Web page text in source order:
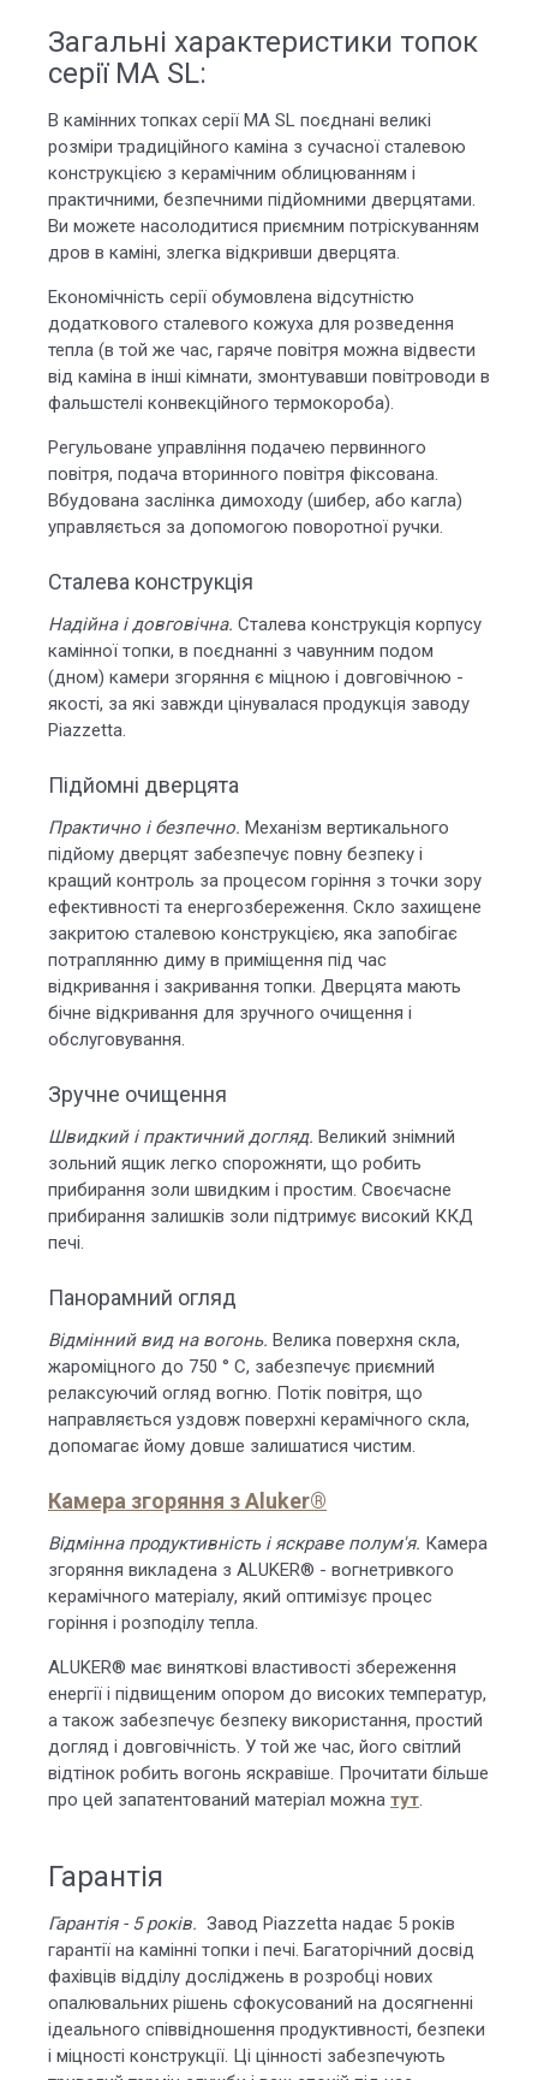
Загальні характеристики топок
серії MA SL:
В камінних топках серії MA SL поєднані великі
розміри традиційного каміна з сучасної сталевою
конструкцією з керамічним облицюванням і
практичними, безпечними підйомними дверцятами.
Ви можете насолодитися приємним потріскуванням
дров в каміні, злегка відкривши дверцята.
Економічність серії обумовлена ​​відсутністю
додаткового сталевого кожуха для розведення
тепла (в той же час, гаряче повітря можна відвести
від каміна в інші кімнати, змонтувавши повітроводи в
фальшстелі конвекційного термокороба).
Регульоване управління подачею первинного
повітря, подача вторинного повітря фіксована.
Вбудована заслінка димоходу (шибер, або кагла)
управляється за допомогою поворотної ручки.
Сталева конструкція
Надійна і довговічна. Сталева конструкція корпусу
камінної топки, в поєднанні з чавунним подом
(дном) камери згоряння є міцною і довговічною -
якості, за які завжди цінувалася продукція заводу
Piazzetta.
Підйомні дверцята
Практично і безпечно. Механізм вертикального
підйому дверцят забезпечує повну безпеку і
кращий контроль за процесом горіння з точки зору
ефективності та енергозбереження. Скло захищене
закритою сталевою конструкцією, яка запобігає
потраплянню диму в приміщення під час
відкривання і закривання топки. Дверцята мають
бічне відкривання для зручного очищення і
обслуговування.
Зручне очищення
Швидкий і практичний догляд. Великий знімний
зольний ящик легко спорожняти, що робить
прибирання золи швидким і простим. Своєчасне
прибирання залишків золи підтримує високий ККД
печі.
Панорамний огляд
Відмінний вид на вогонь. Велика поверхня скла,
жароміцного до 750 ° C, забезпечує приємний
релаксуючий огляд вогню. Потік повітря, що
направляється уздовж поверхні керамічного скла,
допомагає йому довше залишатися чистим.
Камера згоряння з Aluker®
Відмінна продуктивність і яскраве полум'я. Камера
згоряння викладена з ALUKER® - вогнетривкого
керамічного матеріалу, який оптимізує процес
горіння і розподілу тепла.
ALUKER® має виняткові властивості збереження
енергії і підвищеним опором до високих температур,
а також забезпечує безпеку використання, простий
догляд і довговічність. У той же час, його світлий
відтінок робить вогонь яскравіше. Прочитати більше
про цей запатентований матеріал можна тут.
Гарантія
Гарантія - 5 років. Завод Piazzetta надає 5 років
гарантії на камінні топки і печі. Багаторічний досвід
фахівців відділу досліджень в розробці нових
опалювальних рішень сфокусований на досягненні
ідеального співвідношення продуктивності, безпеки
і міцності конструкції. Ці цінності забезпечують